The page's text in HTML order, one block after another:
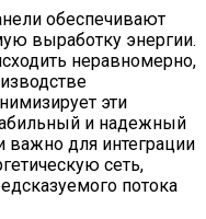
обеспечивают
выработку энергии.
неравномерно,
эти
и надежный
важно для интеграции
сеть,
потока